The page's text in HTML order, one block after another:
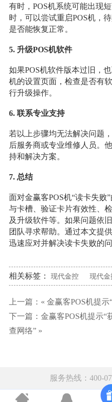
有时，POS机系统可能出现
时，可以尝试重启POS机，
是否能恢复正常。
5. 升级POS机软件
如果POS机软件版本过旧，
机的设置页面，检查是否有
行升级操作。
6. 联系专业支持
若以上步骤均无法解决问题
后服务商或专业维修人员。
持和解决方案。
7. 总结
面对金赢客POS机“读卡失败
与卡槽、验证卡片有效性、
及升级软件等。如果问题依
团队寻求帮助。通过本文提
迅速应对并解决读卡失败的
相关标签： 现代金控 现代金
上一篇：« 金赢客POS机提示
下一篇： 金赢客POS机提示“
查网络”»
服务热线：400-